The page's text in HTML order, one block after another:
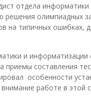
отдела
олимпиадных
на типичных ошибках,
и информатизации
составления
особенности
работе в этой